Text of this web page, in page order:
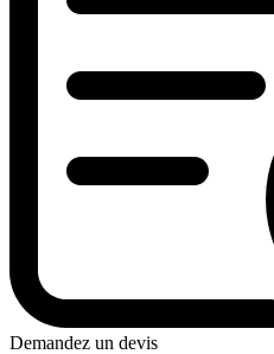
Demandez un devis